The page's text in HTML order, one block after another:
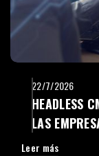
22/7/2026
HEADLESS
LAS
Leer más